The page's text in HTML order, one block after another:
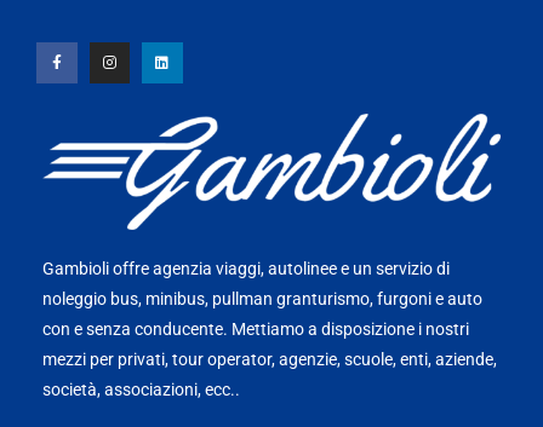
Gambioli offre agenzia viaggi, autolinee e un servizio di
noleggio bus, minibus, pullman granturismo, furgoni e auto
con e senza conducente. Mettiamo a disposizione i nostri
mezzi per privati, tour operator, agenzie, scuole, enti, aziende,
società, associazioni, ecc..